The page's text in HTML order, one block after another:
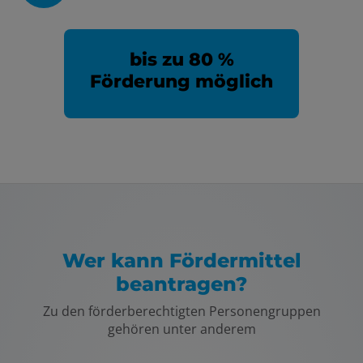
bis zu 80 %
Förderung möglich
Wer kann Fördermittel
beantragen?
Zu den förderberechtigten Personengruppen
gehören unter anderem